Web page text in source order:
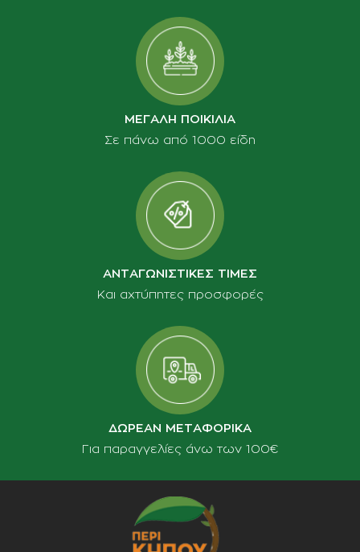
ΜΕΓΑΛΗ ΠΟΙΚΙΛΙΑ
Σε πάνω από 1000 είδη
ΑΝΤΑΓΩΝΙΣΤΙΚΕΣ ΤΙΜΕΣ
Και αχτύπητες προσφορές
ΔΩΡΕΑΝ ΜΕΤΑΦΟΡΙΚΑ
Για παραγγελίες άνω των 100€